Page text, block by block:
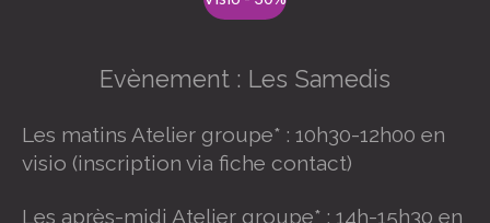
Evènement : Les Samedis
Les matins Atelier groupe* : 10h30-12h00 en
visio (inscription via fiche contact)
Les après-midi Atelier groupe* : 14h-15h30 en